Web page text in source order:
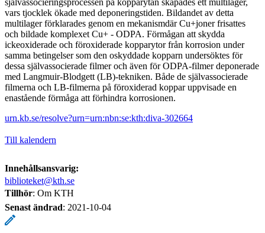
vars tjocklek ökade med deponeringstiden. Bildandet av detta
multilager förklarades genom en mekanismdär Cu+joner frisattes
och bildade komplexet Cu+ - ODPA. Förmågan att skydda
ickeoxiderade och föroxiderade kopparytor från korrosion under
samma betingelser som den oskyddade kopparn undersöktes för
dessa självassocierade filmer och även för ODPA-filmer deponerade
med Langmuir-Blodgett (LB)-tekniken. Både de självassocierade
filmerna och LB-filmerna på föroxiderad koppar uppvisade en
enastående förmåga att förhindra korrosionen.
urn.kb.se/resolve?urn=urn:nbn:se:kth:diva-302664
Till kalendern
Innehållsansvarig:
biblioteket@kth.se
Tillhör: Om KTH
Senast ändrad: 2021-10-04